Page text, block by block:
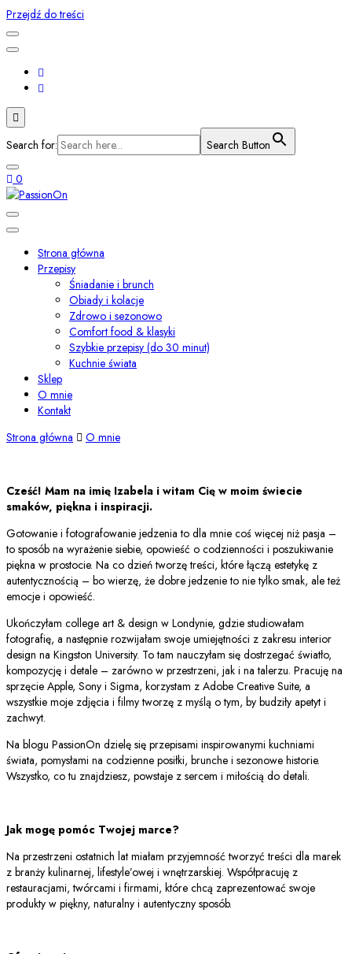
Przejdź do treści
Search for: Search Button
0
PassionOn
Smaki świata i przepisy z duszą
Strona główna
Przepisy
Śniadanie i brunch
Obiady i kolacje
Zdrowo i sezonowo
Comfort food & klasyki
Szybkie przepisy (do 30 minut)
Kuchnie świata
Sklep
O mnie
Kontakt
Strona główna
O mnie
Cześć! Mam na imię Izabela i witam Cię w moim świecie
smaków, piękna i inspiracji.
Gotowanie i fotografowanie jedzenia to dla mnie coś więcej niż pasja –
to sposób na wyrażenie siebie, opowieść o codzienności i poszukiwanie
piękna w prostocie. Na co dzień tworzę treści, które łączą estetykę z
autentycznością – bo wierzę, że dobre jedzenie to nie tylko smak, ale też
emocje i opowieść.
Ukończyłam college art & design w Londynie, gdzie studiowałam
fotografię, a następnie rozwijałam swoje umiejętności z zakresu interior
design na Kingston University. To tam nauczyłam się dostrzegać światło,
kompozycję i detale – zarówno w przestrzeni, jak i na talerzu. Pracuję na
sprzęcie Apple, Sony i Sigma, korzystam z Adobe Creative Suite, a
wszystkie moje zdjęcia i filmy tworzę z myślą o tym, by budziły apetyt i
zachwyt.
Na blogu PassionOn dzielę się przepisami inspirowanymi kuchniami
świata, pomysłami na codzienne posiłki, brunche i sezonowe historie.
Wszystko, co tu znajdziesz, powstaje z sercem i miłością do detali.
Jak mogę pomóc Twojej marce?
Na przestrzeni ostatnich lat miałam przyjemność tworzyć treści dla marek
z branży kulinarnej, lifestyle’owej i wnętrzarskiej. Współpracuję z
restauracjami, twórcami i firmami, które chcą zaprezentować swoje
produkty w piękny, naturalny i autentyczny sposób.